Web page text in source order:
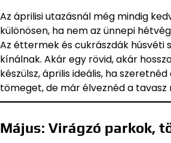
Az áprilisi utazásnál még mindig
különösen, ha nem az ünnepi
Az éttermek és cukrászdák húsvéti
kínálnak. Akár egy rövid, akár
készülsz, április ideális, ha
tömeget, de már élveznéd a tavasz
Május: Virágzó parkok,